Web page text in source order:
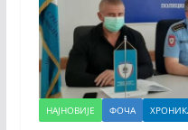
НАЈНОВИЈЕ ФОЧА